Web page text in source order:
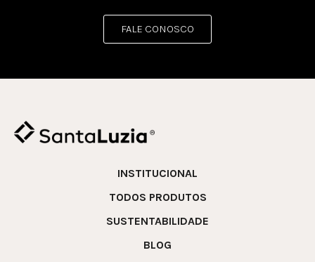
FALE CONOSCO
INSTITUCIONAL
TODOS PRODUTOS
SUSTENTABILIDADE
BLOG